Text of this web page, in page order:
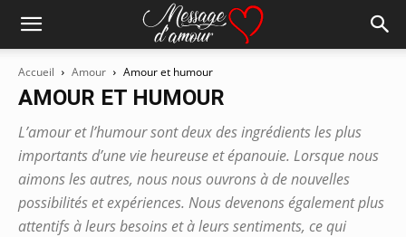
Accueil Amour Amour et humour
AMOUR ET HUMOUR
L’amour et l’humour sont deux des ingrédients les plus
importants d’une vie heureuse et épanouie. Lorsque nous
aimons les autres, nous nous ouvrons à de nouvelles
possibilités et expériences. Nous devenons également plus
attentifs à leurs besoins et à leurs sentiments, ce qui